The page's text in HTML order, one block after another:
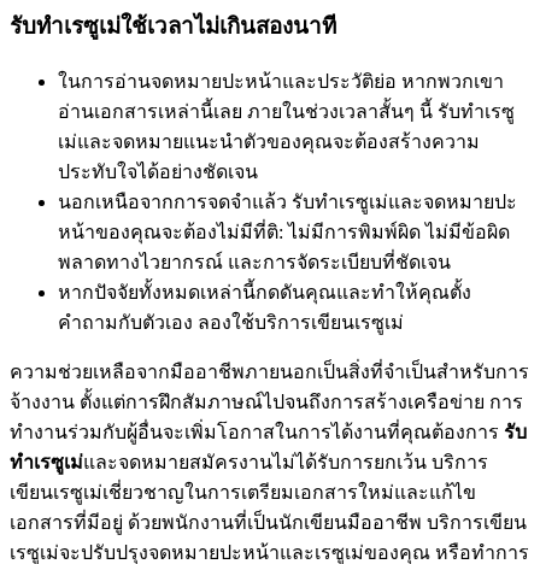
รับทำเรซูเม่ใช้เวลาไม่เกินสองนาที
ในการอ่านจดหมายปะหน้าและประวัติย่อ หากพวกเขา
อ่านเอกสารเหล่านี้เลย ภายในช่วงเวลาสั้นๆ นี้ รับทำเรซู
เม่และจดหมายแนะนำตัวของคุณจะต้องสร้างความ
ประทับใจได้อย่างชัดเจน
นอกเหนือจากการจดจำแล้ว รับทำเรซูเม่และจดหมายปะ
หน้าของคุณจะต้องไม่มีที่ติ: ไม่มีการพิมพ์ผิด ไม่มีข้อผิด
พลาดทางไวยากรณ์ และการจัดระเบียบที่ชัดเจน
หากปัจจัยทั้งหมดเหล่านี้กดดันคุณและทำให้คุณตั้ง
คำถามกับตัวเอง ลองใช้บริการเขียนเรซูเม่
ความช่วยเหลือจากมืออาชีพภายนอกเป็นสิ่งที่จำเป็นสำหรับการ
จ้างงาน ตั้งแต่การฝึกสัมภาษณ์ไปจนถึงการสร้างเครือข่าย การ
ทำงานร่วมกับผู้อื่นจะเพิ่มโอกาสในการได้งานที่คุณต้องการ รับ
ทำเรซูเม่และจดหมายสมัครงานไม่ได้รับการยกเว้น บริการ
เขียนเรซูเม่เชี่ยวชาญในการเตรียมเอกสารใหม่และแก้ไข
เอกสารที่มีอยู่ ด้วยพนักงานที่เป็นนักเขียนมืออาชีพ บริการเขียน
เรซูเม่จะปรับปรุงจดหมายปะหน้าและเรซูเม่ของคุณ หรือทำการ